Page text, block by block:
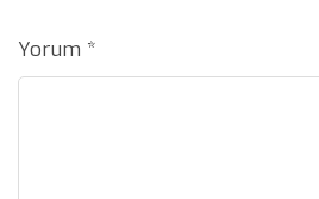
Yorum *